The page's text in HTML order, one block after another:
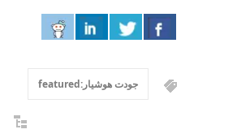
جودت هوشيار:featured